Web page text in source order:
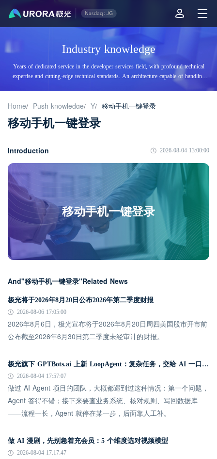
Industry knowledge
Years of dedicated service in the developer services field, with profound technical
expertise and cutting-edge technical standards. An architecture capable of handling
tens of billions of daily visits, supporting billions of high-concurrency accesses.
Home/ Push knowledge/ Y/ 移动手机一键登录
移动手机一键登录
Introduction 2026-08-04 13:00:00
移动手机一键登录
And"移动手机一键登录"Related News
极光将于2026年8月20日公布2026年第二季度财报
2026-08-06 17:05:00
2026年8月6日，极光宣布将于2026年8月20日周四美国股市开市前
公布截至2026年6月30日第二季度未经审计的财报。
极光旗下 GPTBots.ai 上新 LoopAgent：复杂任务，交给 AI 一口气跑完
2026-08-04 17:57:07
做过 AI Agent 项目的团队，大概都遇到过这种情况：第一个问题，
Agent 答得不错；接下来要查业务系统、核对规则、写回数据库
——流程一长，Agent 就停在某一步，后面靠人工补。
做 AI 漫剧，先别急着充会员：5 个维度选对视频模型
2026-08-04 17:17:47